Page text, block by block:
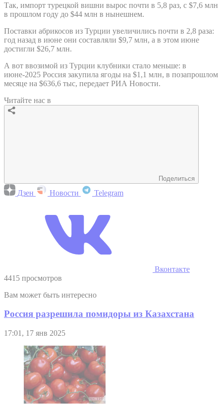
Так, импорт турецкой вишни вырос почти в 5,8 раз, с $7,6 млн
в прошлом году до $44 млн в нынешнем.
Поставки абрикосов из Турции увеличились почти в 2,8 раза:
год назад в июне они составляли $9,7 млн, а в этом июне
достигли $26,7 млн.
А вот ввозимой из Турции клубники стало меньше: в
июне-2025 Россия закупила ягоды на $1,1 млн, в позапрошлом
месяце на $636,6 тыс, передает РИА Новости.
Читайте нас в
Поделиться
Дзен Новости Telegram
Вконтакте
4415 просмотров
Вам может быть интересно
Россия разрешила помидоры из Казахстана
17:01, 17 янв 2025